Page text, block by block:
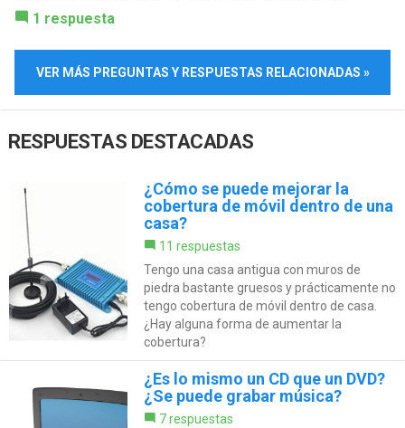
1 respuesta
VER MÁS PREGUNTAS Y RESPUESTAS RELACIONADAS »
RESPUESTAS DESTACADAS
¿Cómo se puede mejorar la
cobertura de móvil dentro de una
casa?
11 respuestas
Tengo una casa antigua con muros de
piedra bastante gruesos y prácticamente no
tengo cobertura de móvil dentro de casa.
¿Hay alguna forma de aumentar la
cobertura?
¿Es lo mismo un CD que un DVD?
¿Se puede grabar música?
7 respuestas